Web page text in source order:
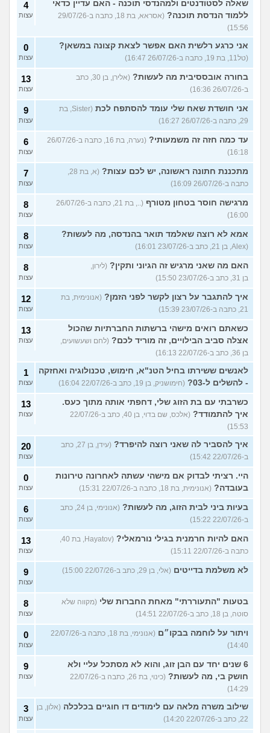
שאלה לסטודנטים ולמהנדסי תוכנה - האם עדיין כדאי
ללמוד הנדסת תוכנה?
(אסראא, בת 18, כתבה ב-29/07/26
15:56)
4
עצות
אני כרגע רלשית האם אפשר לצאת קצונה במשאן?
(טל11, בת 19, כתבה ב-26/07/26 16:47)
0
עצות
בחורה אובססיבית מה לעשות?
(אלירן, בן 30, כתב
ב-26/07/26 16:36)
13
עצות
אני חושדת שאח שלי עומד להסתפח לכת
(Sister, בת
29, כתבה ב-26/07/26 16:27)
9
עצות
עד כמה חזה זה משמעותי?
(נערה, בת 16, כתבה ב-26/07/26
16:18)
6
עצות
מתכננת חתונה ראשונה, יש לכם עצות?
(א, בת 28,
כתבה ב-26/07/26 16:09)
7
עצות
מרגישה חוסר בטחון מטורף
(.., בת 21, כתבה ב-26/07/26
16:00)
8
עצות
אמא לא רוצה שאלמד תואר בהנדסה, מה לעשות?
(Alex, בן 21, כתב ב-23/07/26 16:01)
8
עצות
האם מה שאני מרגיש זה הגיוני ותקין? (לירון,
בן 31, כתב ב-23/07/26 15:50)
8
עצות
איך להתגבר על רצון לקשר לפני הזמן? (אנונימית, בת
21, כתבה ב-23/07/26 15:39)
12
עצות
כשאתם רואים מישהי ברשתות החברתיות שהכול
אצלה סביב הבילויים, זה מוריד לכם? (לחם ושעשועים,
בן 36, כתב ב-22/07/26 16:13)
13
עצות
לאנשים ששירתו בחיל הטנ"א, חימוש, טכנולוגיה ואחזקה
- להשלים ל-03?
(חימושניק, בן 19, כתב ב-22/07/26 16:04)
1
עצות
כשרבתי עם בת הזוג שלי, דחפתי אותה מתוך כעס.
איך להתמודד?
(אלכס, שם בדוי, בן 40, כתב ב-22/07/26
15:53)
13
עצות
איך להסביר לה שאני רוצה להיפרד?
(עידן, בן 27, כתב
ב-22/07/26 15:42)
20
עצות
היי. רציתי לבדוק אם מישהי עשתה לאחרונה טירונות
בעובדה? (אנונימית, בת 18, כתבה ב-22/07/26 15:31)
0
עצות
בעיות ביני לבית הזוג, מה לעשות?
(אנונימי, בן 24, כתב
ב-22/07/26 15:22)
6
עצות
האם להיות חרמנית בגילי נורמאלי?
(Hayatov, בת 40,
כתבה ב-22/07/26 15:11)
13
עצות
לא משלמת בדייטים (אלי, בן 29, כתב ב-22/07/26 15:00) 9
עצות
בטעות "התעוררתי" מאחת החברות שלי (מקווה שלא
סוטה, בן 18, כתב ב-22/07/26 14:51)
8
עצות
ויתור על לוחמה בבקו״ם
(אנונימי, בת 18, כתבה ב-22/07/26
14:40)
0
עצות
6 שנים יחד עם הבן זוג, והוא לא מסתכל עליי ולא
חושק בי, מה לעשות?
(כינוי, בת 26, כתבה ב-22/07/26
14:29)
9
עצות
שילוב משרה מלאה עם לימודים דו חוגיים בכלכלה (אלון, בן
22, כתב ב-22/07/26 14:20)
3
עצות